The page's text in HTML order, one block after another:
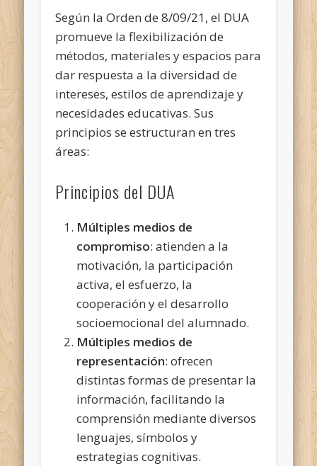
Según la Orden de 8/09/21, el DUA
promueve la flexibilización de
métodos, materiales y espacios para
dar respuesta a la diversidad de
intereses, estilos de aprendizaje y
necesidades educativas. Sus
principios se estructuran en tres
áreas:
Principios del DUA
Múltiples medios de
compromiso: atienden a la
motivación, la participación
activa, el esfuerzo, la
cooperación y el desarrollo
socioemocional del alumnado.
Múltiples medios de
representación: ofrecen
distintas formas de presentar la
información, facilitando la
comprensión mediante diversos
lenguajes, símbolos y
estrategias cognitivas.